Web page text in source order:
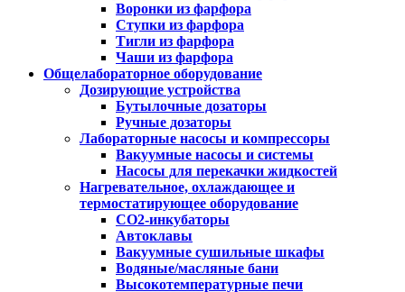
Воронки из фарфора
Ступки из фарфора
Тигли из фарфора
Чаши из фарфора
Общелабораторное оборудование
Дозирующие устройства
Бутылочные дозаторы
Ручные дозаторы
Лабораторные насосы и компрессоры
Вакуумные насосы и системы
Насосы для перекачки жидкостей
Нагревательное, охлаждающее и
термостатирующее оборудование
CO2-инкубаторы
Автоклавы
Вакуумные сушильные шкафы
Водяные/масляные бани
Высокотемпературные печи